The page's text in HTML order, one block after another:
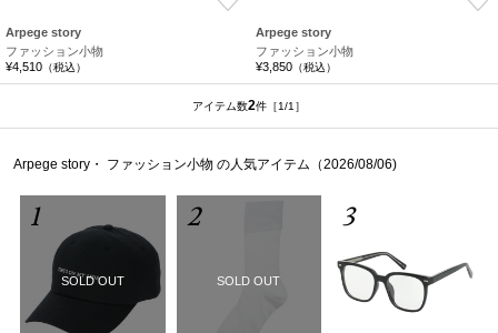
Arpege story
ファッション小物
¥4,510 （税込）
Arpege story
ファッション小物
¥3,850 （税込）
アイテム数2件 ［1/1］
Arpege story・ ファッション小物 の人気アイテム（2026/08/06)
1
SOLD OUT
2
SOLD OUT
3